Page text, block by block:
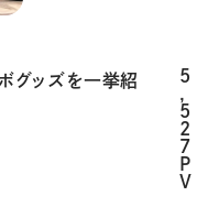
グッズを一挙紹
5
,
5
2
7
P
V